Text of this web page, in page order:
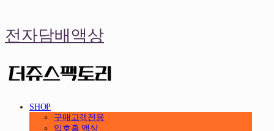
전자담배액상
SHOP
구매고객전용
입호흡 액상